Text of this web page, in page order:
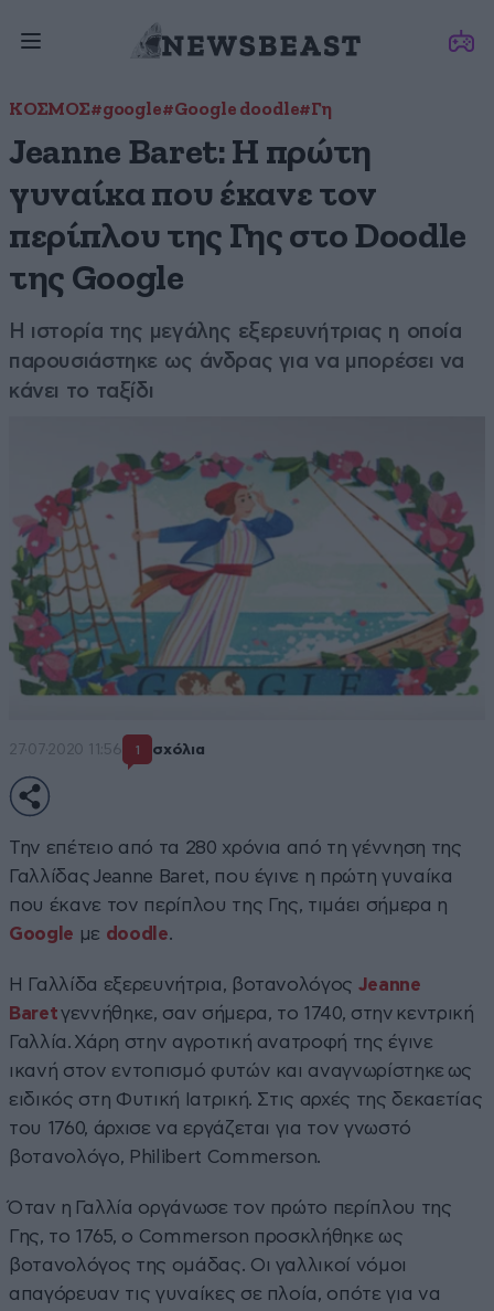
ΚΟΣΜΟΣ#google#Google doodle#Γη
Jeanne Baret: Η πρώτη
γυναίκα που έκανε τον
περίπλου της Γης στο Doodle
της Google
Η ιστορία της μεγάλης εξερευνήτριας η οποία
παρουσιάστηκε ως άνδρας για να μπορέσει να
κάνει το ταξίδι
27·07·2020 11:56 1 σχόλια
Την επέτειο από τα 280 χρόνια από τη γέννηση της
Γαλλίδας Jeanne Baret, που έγινε η πρώτη γυναίκα
που έκανε τον περίπλου της Γης, τιμάει σήμερα η
Google με doodle.
Η Γαλλίδα εξερευνήτρια, βοτανολόγος Jeanne
Baretγεννήθηκε, σαν σήμερα, το 1740, στην κεντρική
Γαλλία. Χάρη στην αγροτική ανατροφή της έγινε
ικανή στον εντοπισμό φυτών και αναγνωρίστηκε ως
ειδικός στη Φυτική Ιατρική. Στις αρχές της δεκαετίας
του 1760, άρχισε να εργάζεται για τον γνωστό
βοτανολόγο, Philibert Commerson.
Όταν η Γαλλία οργάνωσε τον πρώτο περίπλου της
Γης, το 1765, ο Commerson προσκλήθηκε ως
βοτανολόγος της ομάδας. Οι γαλλικοί νόμοι
απαγόρευαν τις γυναίκες σε πλοία, οπότε για να